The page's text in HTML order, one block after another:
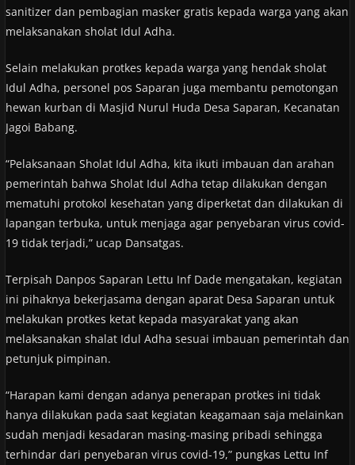
sanitizer dan pembagian masker gratis kepada warga yang akan
melaksanakan sholat Idul Adha.
Selain melakukan protkes kepada warga yang hendak sholat
Idul Adha, personel pos Saparan juga membantu pemotongan
hewan kurban di Masjid Nurul Huda Desa Saparan, Kecanatan
Jagoi Babang.
“Pelaksanaan Sholat Idul Adha, kita ikuti imbauan dan arahan
pemerintah bahwa Sholat Idul Adha tetap dilakukan dengan
mematuhi protokol kesehatan yang diperketat dan dilakukan di
lapangan terbuka, untuk menjaga agar penyebaran virus covid-
19 tidak terjadi,” ucap Dansatgas.
Terpisah Danpos Saparan Lettu Inf Dade mengatakan, kegiatan
ini pihaknya bekerjasama dengan aparat Desa Saparan untuk
melakukan protkes ketat kepada masyarakat yang akan
melaksanakan shalat Idul Adha sesuai imbauan pemerintah dan
petunjuk pimpinan.
“Harapan kami dengan adanya penerapan protkes ini tidak
hanya dilakukan pada saat kegiatan keagamaan saja melainkan
sudah menjadi kesadaran masing-masing pribadi sehingga
terhindar dari penyebaran virus covid-19,” pungkas Lettu Inf